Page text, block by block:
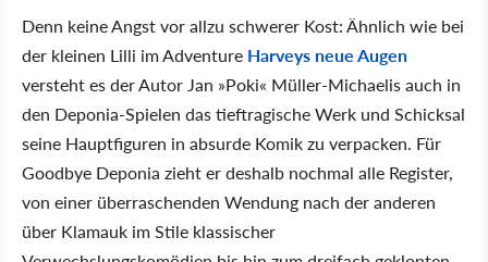
Denn keine Angst vor allzu schwerer Kost: Ähnlich wie bei
der kleinen Lilli im Adventure Harveys neue Augen
versteht es der Autor Jan »Poki« Müller-Michaelis auch in
den Deponia-Spielen das tieftragische Werk und Schicksal
seine Hauptfiguren in absurde Komik zu verpacken. Für
Goodbye Deponia zieht er deshalb nochmal alle Register,
von einer überraschenden Wendung nach der anderen
über Klamauk im Stile klassischer